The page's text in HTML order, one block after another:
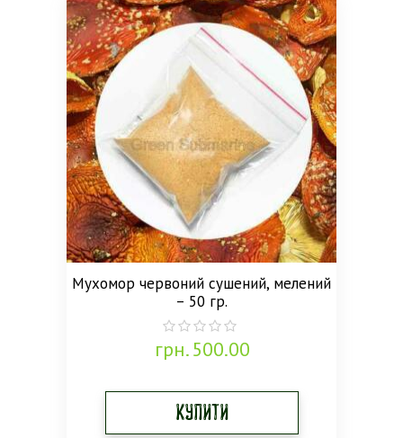
Мухомор червоний сушений, мелений
– 50 гр.
0
out
грн.500.00
Купити